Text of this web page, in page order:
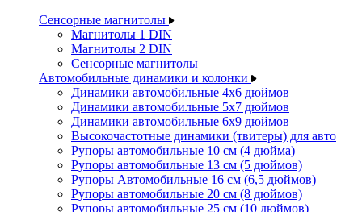
Сенсорные магнитолы
Магнитолы 1 DIN
Магнитолы 2 DIN
Сенсорные магнитолы
Автомобильные динамики и колонки
Динамики автомобильные 4x6 дюймов
Динамики автомобильные 5x7 дюймов
Динамики автомобильные 6x9 дюймов
Высокочастотные динамики (твитеры) для авто
Рупоры автомобильные 10 см (4 дюйма)
Рупоры автомобильные 13 см (5 дюймов)
Рупоры Автомобильные 16 см (6,5 дюймов)
Рупоры автомобильные 20 см (8 дюймов)
Рупоры автомобильные 25 см (10 дюймов)